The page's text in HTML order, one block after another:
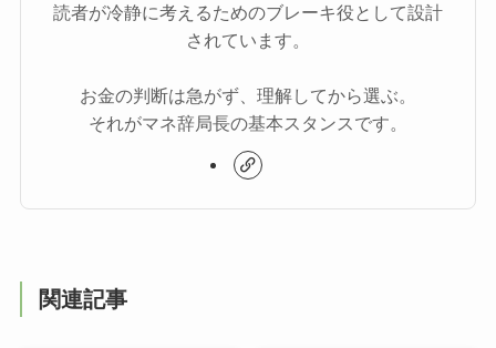
読者が冷静に考えるためのブレーキ役として設計
されています。
お金の判断は急がず、理解してから選ぶ。
それがマネ辞局長の基本スタンスです。
関連記事